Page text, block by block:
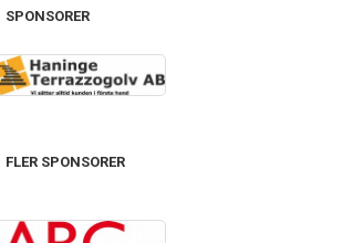
SPONSORER
FLER SPONSORER